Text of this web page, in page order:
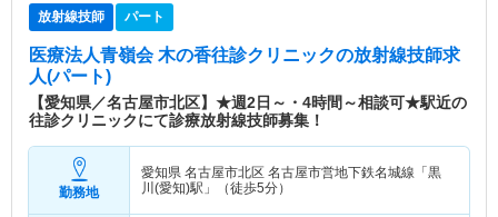
放射線技師 パート
医療法人青嶺会 木の香往診クリニックの放射線技師求
人(パート)
【愛知県／名古屋市北区】★週2日～・4時間～相談可★駅近の
往診クリニックにて診療放射線技師募集！
勤務地
愛知県 名古屋市北区 名古屋市営地下鉄名城線「黒
川(愛知)駅」（徒歩5分）